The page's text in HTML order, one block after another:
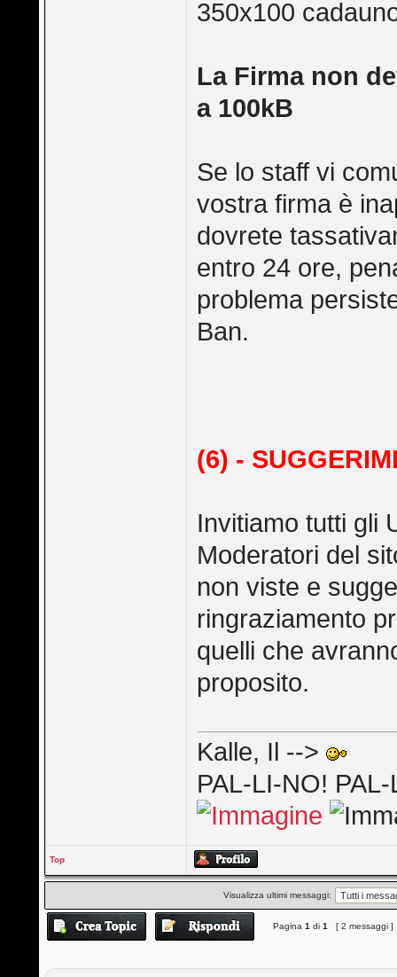
350x100
La Firma non
a 100kB
Se lo staff vi
vostra firma è
dovrete
entro 24 ore,
problema
Ban.
(6) -
Invitiamo tutti gli
Moderatori del
non viste e
ringraziamento
quelli che
proposito.
Kalle, Il -->
PAL-LI-NO!
Top
Visualizza ultimi messaggi:
Pagina1 di1 [ 2 messaggi ]